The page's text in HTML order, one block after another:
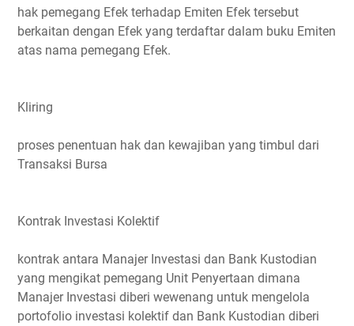
hak pemegang Efek terhadap Emiten Efek tersebut
berkaitan dengan Efek yang terdaftar dalam buku Emiten
atas nama pemegang Efek.
Kliring
proses penentuan hak dan kewajiban yang timbul dari
Transaksi Bursa
Kontrak Investasi Kolektif
kontrak antara Manajer Investasi dan Bank Kustodian
yang mengikat pemegang Unit Penyertaan dimana
Manajer Investasi diberi wewenang untuk mengelola
portofolio investasi kolektif dan Bank Kustodian diberi